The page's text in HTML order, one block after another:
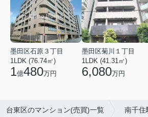
墨田区石原３丁目
1LDK (76.74㎡)
1億480万円
墨田区菊川１丁目
1LDK (41.31㎡)
6,080万円
台東区のマンション(売買)一覧 南千住